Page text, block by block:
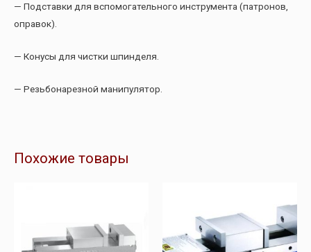
— Подставки для вспомогательного инструмента (патронов,
оправок).
— Конусы для чистки шпинделя.
— Резьбонарезной манипулятор.
Похожие товары